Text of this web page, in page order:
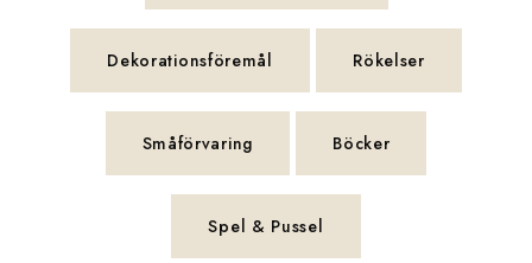
Dekorationsföremål Rökelser
Småförvaring Böcker
Spel & Pussel